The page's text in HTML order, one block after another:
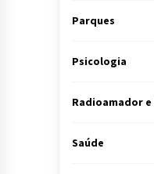
Parques
Psicologia
Radioamador e
Saúde